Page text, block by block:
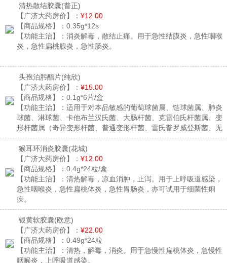
附睾炎、宫腔感染、子宫附件炎、盆腔炎（疑有厌氧菌感染时可合
用甲硝唑）； 4.皮肤软组织感染：传染性脓疱病、蜂窝组织炎、淋
巴管（结）炎、皮下脓肿、肛周脓肿等； 5.肠道感染：细菌性痢
疾、感染性肠炎、沙门菌属肠炎、伤寒及副伤寒等；
清热散结胶囊(普正)
【广济大药房价】： ¥12.00
【商品规格】： 0.35g*12s
【功能主治】： 消炎解毒，散结止痛。用于急性结膜炎，急性咽喉
炎，急性扁桃腺炎，急性肠炎。
头孢泊肟酯片(纯欣)
【广济大药房价】： ¥15.00
【商品规格】： 0.1g*6片/盒
【功能主治】： 适用于对本品敏感的葡萄球菌属、链球菌属、肺炎
球菌、淋球菌、卡他布兰汉氏菌、大肠杆菌、克雷伯氏杆菌属、变
形杆菌属（奇异变形杆菌、普通变形杆菌、雷氏普罗威登斯菌、无
恒普罗威登斯菌）、枸橼酸杆菌属、肠杆菌属、流感嗜血杆菌等引
起的下述感染症：1. 呼吸系统感染：如肺炎、急性支气管炎、慢性
支气管炎、咽喉炎（咽喉脓肿）、扁桃体炎（扁桃体周围炎、扁桃
体周围脓肿）、支气管扩张症（感染时）、慢性呼吸道疾患继发感
染等。2. 泌尿生殖系统感染：如肾盂肾炎、膀胱炎、淋菌性尿道
炎、前庭大腺炎、前庭大腺脓肿等。3. 皮肤软组织感染：如毛囊炎
（包括脓疱性痤疮）、疖、疖肿症、痈、丹毒、蜂窝织炎、淋巴管
（结）炎、瘭疽、化脓性甲沟（周）炎、皮下脓肿、汗腺炎、簇状
痤疮、感染性粉瘤、肛门周围脓肿等。4. 耳鼻喉科感染：如中耳
炎、副鼻窦炎等。5. 其它：如乳腺炎等。
猴耳环消炎胶囊(花城)
【广济大药房价】： ¥12.00
【商品规格】： 0.4g*24粒/盒
【功能主治】： 清热解毒，凉血消肿，止泻。用于上呼吸道感染，
急性咽喉炎，急性扁桃体炎，急性胃肠炎，亦可试用于细菌性痢
疾。
银黄软胶囊(欧意)
【广济大药房价】： ¥22.00
【商品规格】： 0.49g*24粒
【功能主治】： 清热，解毒，消炎。用于急慢性扁桃体炎，急慢性
咽喉炎，上呼吸道感染。